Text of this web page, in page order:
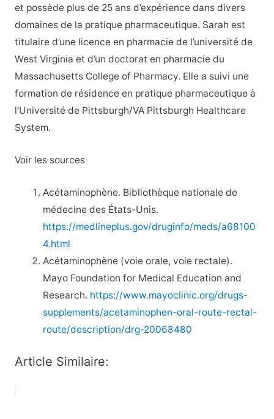
et possède plus de 25 ans d’expérience dans divers
domaines de la pratique pharmaceutique. Sarah est
titulaire d’une licence en pharmacie de l’université de
West Virginia et d’un doctorat en pharmacie du
Massachusetts College of Pharmacy. Elle a suivi une
formation de résidence en pratique pharmaceutique à
l’Université de Pittsburgh/VA Pittsburgh Healthcare
System.
Voir les sources
Acétaminophène. Bibliothèque nationale de
médecine des États-Unis.
https://medlineplus.gov/druginfo/meds/a68100
4.html
Acétaminophène (voie orale, voie rectale).
Mayo Foundation for Medical Education and
Research. https://www.mayoclinic.org/drugs-
supplements/acetaminophen-oral-route-rectal-
route/description/drg-20068480
Article Similaire: